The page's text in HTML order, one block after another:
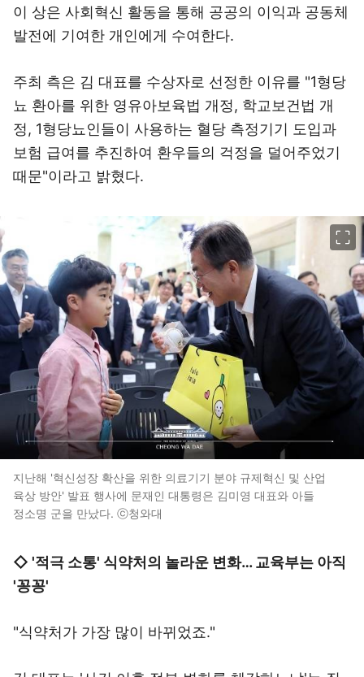
이 상은 사회혁신 활동을 통해 공공의 이익과 공동체
발전에 기여한 개인에게 수여한다.
주최 측은 김 대표를 수상자로 선정한 이유를 "1형당
뇨 환아를 위한 영유아보육법 개정, 학교보건법 개
정, 1형당뇨인들이 사용하는 혈당 측정기기 도입과
보험 급여를 추진하여 환우들의 걱정을 덜어주었기
때문"이라고 밝혔다.
지난해 '혁신성장 확산을 위한 의료기기 분야 규제혁신 및 산업
육상 방안' 발표 행사에 문재인 대통령은 김미영 대표와 아들
정소명 군을 만났다. ⓒ청와대
◇ '적극 소통' 식약처의 놀라운 변화… 교육부는 아직
'꽁꽁'
"식약처가 가장 많이 바뀌었죠."